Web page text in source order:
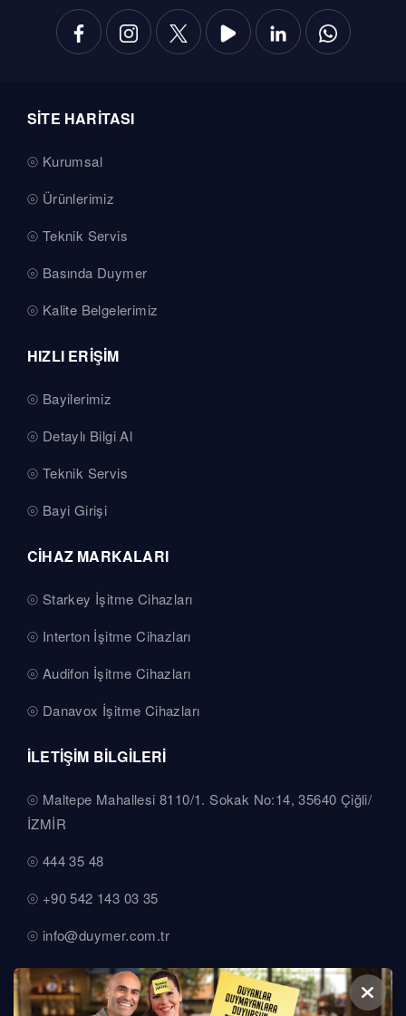
SİTE HARİTASI
Kurumsal
Ürünlerimiz
Teknik Servis
Basında Duymer
Kalite Belgelerimiz
HIZLI ERİŞİM
Bayilerimiz
Detaylı Bilgi Al
Teknik Servis
Bayi Girişi
CİHAZ MARKALARI
Starkey İşitme Cihazları
Interton İşitme Cihazları
Audifon İşitme Cihazları
Danavox İşitme Cihazları
İLETİŞİM BİLGİLERİ
Maltepe Mahallesi 8110/1. Sokak No:14, 35640 Çiğli/
İZMİR
444 35 48
+90 542 143 03 35
info@duymer.com.tr